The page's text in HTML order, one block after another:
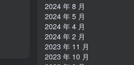
2024 年 8 月
2024 年 5 月
2024 年 4 月
2024 年 2 月
2023 年 11 月
2023 年 10 月